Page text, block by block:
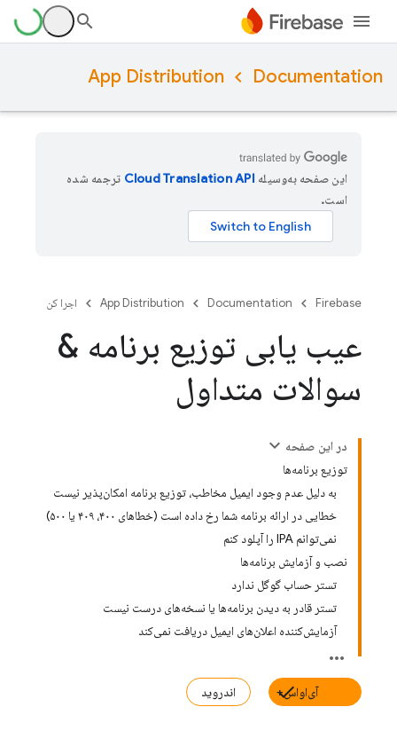
Documentation
App Distribution
این صفحه به‌وسیله
ترجمه شده
است.
Firebase
Documentation
App Distribution اجرا کن
عیب یابی توزیع برنامه &
سوالات متداول
در این صفحه
توزیع برنامه‌ها
به دلیل عدم وجود ایمیل مخاطب، توزیع برنامه امکان‌پذیر نیست
خطایی در ارائه برنامه شما رخ داده است (خطاهای ۴۰۰، ۴۰۹ یا ۵۰۰)
نمی‌توانم IPA را آپلود کنم
نصب و آزمایش برنامه‌ها
تستر حساب گوگل ندارد
تستر قادر به دیدن برنامه‌ها یا نسخه‌های درست نیست
آزمایش‌کننده اعلان‌های ایمیل دریافت نمی‌کند
آی‌او‌اس+ اندروید